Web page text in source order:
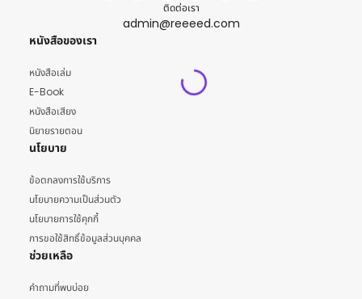
ติดต่อเรา
admin@reeeed.com
หนังสือของเรา
หนังสือเล่ม
E-Book
หนังสือเสียง
นิยายรายตอน
นโยบาย
ข้อตกลงการใช้บริการ
นโยบายความเป็นส่วนตัว
นโยบายการใช้คุกกี้
การขอใช้สิทธิ์ข้อมูลส่วนบุคคล
ช่วยเหลือ
คำถามที่พบบ่อย